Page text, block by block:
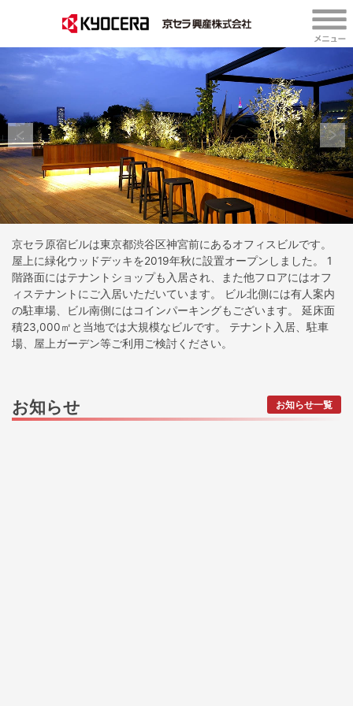
京セラ原宿ビルは東京都渋谷区神宮前にあるオフィスビルです。
屋上に緑化ウッドデッキを2019年秋に設置オープンしました。
1
階路面にはテナントショップも入居され、また他フロアにはオフ
ィステナントにご入居いただいています。
ビル北側には有人案内
の駐車場、ビル南側にはコインパーキングもございます。
延床面
積23,000㎡と当地では大規模なビルです。
テナント入居、駐車
場、屋上ガーデン等ご利用ご検討ください。
お知らせ お知らせ一覧